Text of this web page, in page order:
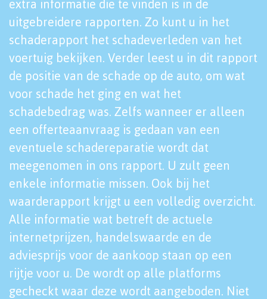
extra informatie die te vinden is in de
uitgebreidere rapporten. Zo kunt u in het
schaderapport het schadeverleden van het
voertuig bekijken. Verder leest u in dit rapport
de positie van de schade op de auto, om wat
voor schade het ging en wat het
schadebedrag was. Zelfs wanneer er alleen
een offerteaanvraag is gedaan van een
eventuele schadereparatie wordt dat
meegenomen in ons rapport. U zult geen
enkele informatie missen. Ook bij het
waarderapport krijgt u een volledig overzicht.
Alle informatie wat betreft de actuele
internetprijzen, handelswaarde en de
adviesprijs voor de aankoop staan op een
rijtje voor u. De wordt op alle platforms
gecheckt waar deze wordt aangeboden. Niet